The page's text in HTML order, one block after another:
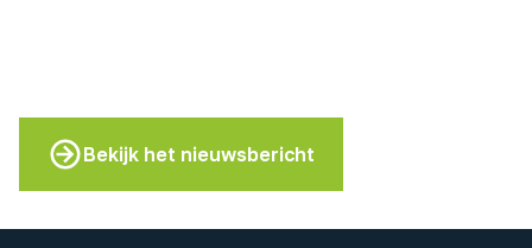
Bekijk het nieuwsbericht